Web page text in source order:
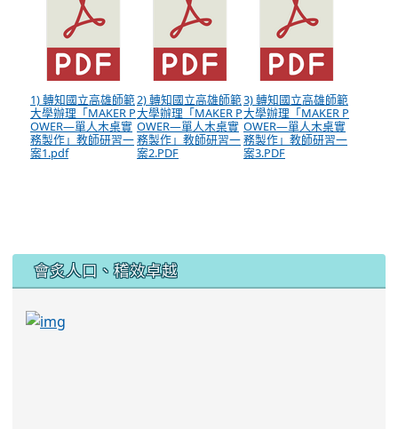
1) 轉知國立高雄師範
大學辦理「MAKER P
OWER—單人木桌實
務製作」教師研習一
案1.pdf
2) 轉知國立高雄師範
大學辦理「MAKER P
OWER—單人木桌實
務製作」教師研習一
案2.PDF
3) 轉知國立高雄師範
大學辦理「MAKER P
OWER—單人木桌實
務製作」教師研習一
案3.PDF
會炙人口、稽效卓越